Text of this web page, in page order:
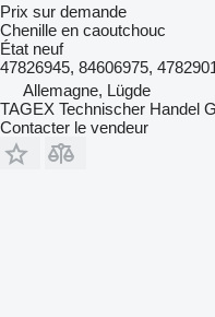
Prix sur demande
Chenille en caoutchouc
État neuf
47826945, 84606975,
Allemagne, Lügde
TAGEX Technischer Handel
Contacter le vendeur